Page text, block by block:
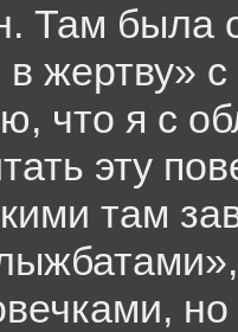
Там была
жертву»
что я с
эту
там